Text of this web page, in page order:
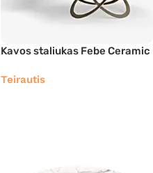
Kavos staliukas Febe Ceramic
Teirautis